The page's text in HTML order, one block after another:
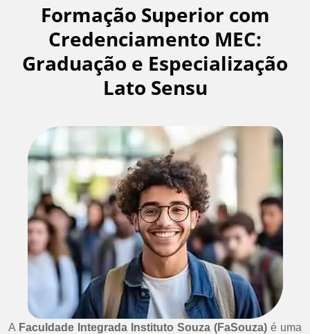
Formação Superior com
Credenciamento MEC:
Graduação e Especialização
Lato Sensu
A Faculdade Integrada Instituto Souza (FaSouza) é uma